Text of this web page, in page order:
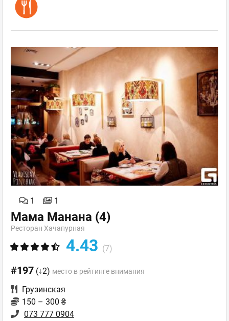
1 1
Мама Манана (4)
Ресторан Хачапурная
4.43 (7)
#197 (↓2) место в рейтинге внимания
Грузинская
150 – 300 ₴
073 777 0904